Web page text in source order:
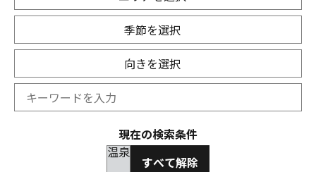
季節を選択
向きを選択
現在の検索条件
温泉
すべて解除